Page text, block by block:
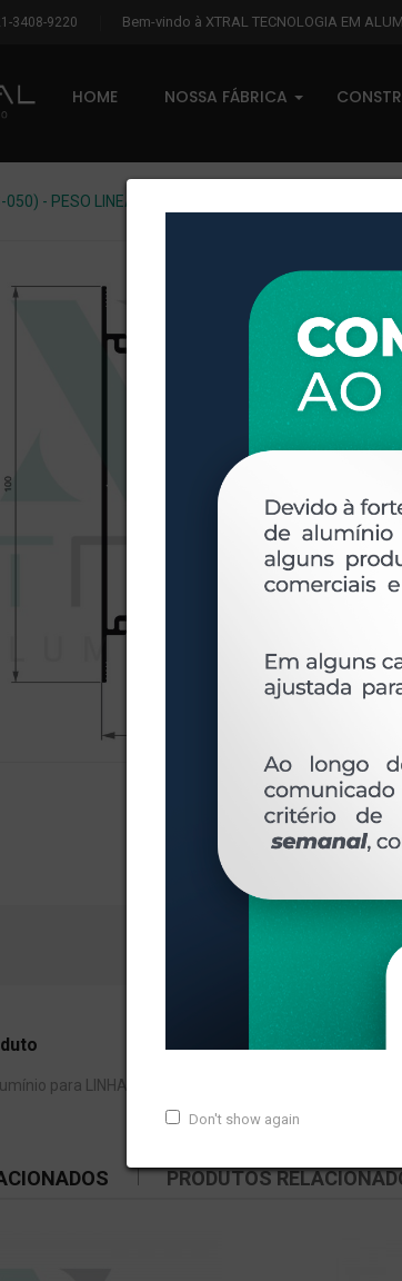
3408-9220 Bem-vindo à XTRAL TECNOLOGIA EM
HOME NOSSA FÁBRICA
Don't show again
- PESO LINEAR: 0,921kg/m
para LINHA XTRAL S, com peso linear de 0,921kg/
PRODUTOS